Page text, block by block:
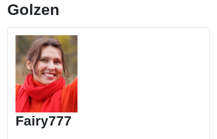
Golzen
Fairy777